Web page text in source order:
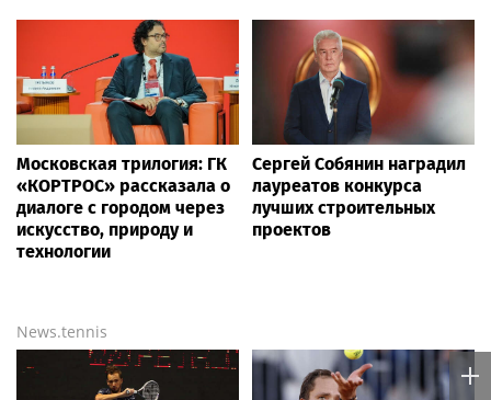
Московская трилогия: ГК
«КОРТРОС» рассказала о
диалоге с городом через
искусство, природу и
технологии
Сергей Собянин наградил
лауреатов конкурса
лучших строительных
проектов
News.tennis